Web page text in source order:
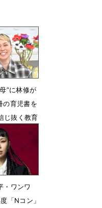
”に林修が
の育児書を
じ抜く教育
00分
・ワンワ
「Nコン」